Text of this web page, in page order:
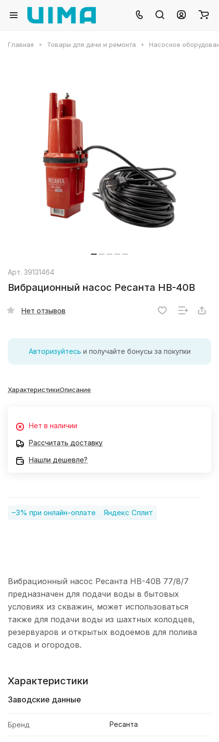
Главная Товары для дачи и ремонта Насосное
Арт. 39131464
Вибрационный насос Ресанта НВ-40В
Нет отзывов
Авторизуйтесь и получайте бонусы за покупки
ХарактеристикиОписание
Нет в наличии
Рассчитать доставку
Нашли дешевле?
–3% при онлайн-оплате Яндекс Сплит
Вибрационный насос Ресанта НВ-40В 77/8/7
предназначен для подачи воды в бытовых
условиях из скважин, может использоваться
также для подачи воды из шахтных колодцев,
резервуаров и открытых водоемов для полива
садов и огородов.
Характеристики
Заводские данные
Бренд Ресанта